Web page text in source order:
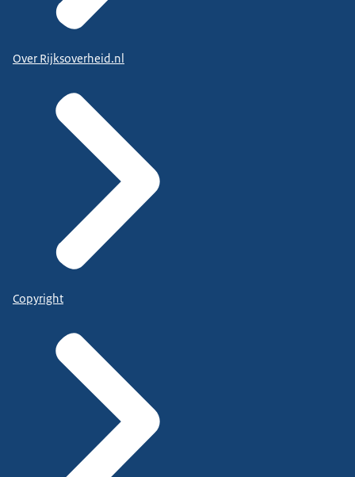
Over Rijksoverheid.nl
Copyright